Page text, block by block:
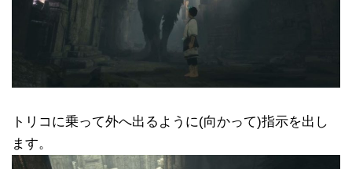
トリコに乗って外へ出るように(向かって)指示を出し
ます。